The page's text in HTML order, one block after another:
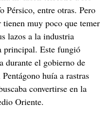
Pérsico, entre otras. Pero
muy poco que temer
lazos a la industria
principal. Este fungió
durante el gobierno de
huía a rastras
convertirse en la
Oriente.